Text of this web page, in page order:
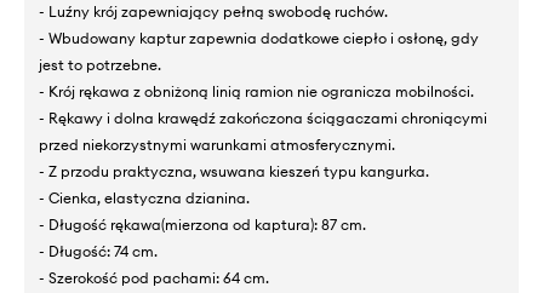
- Luźny krój zapewniający pełną swobodę ruchów.
- Wbudowany kaptur zapewnia dodatkowe ciepło i osłonę, gdy
jest to potrzebne.
- Krój rękawa z obniżoną linią ramion nie ogranicza mobilności.
- Rękawy i dolna krawędź zakończona ściągaczami chroniącymi
przed niekorzystnymi warunkami atmosferycznymi.
- Z przodu praktyczna, wsuwana kieszeń typu kangurka.
- Cienka, elastyczna dzianina.
- Długość rękawa(mierzona od kaptura): 87 cm.
- Długość: 74 cm.
- Szerokość pod pachami: 64 cm.